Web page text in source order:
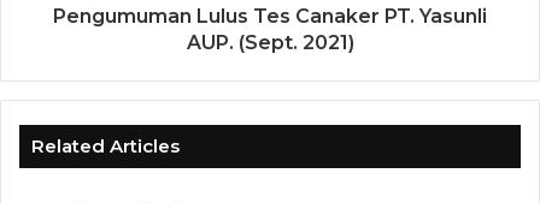
Pengumuman Lulus Tes Canaker PT. Yasunli
AUP. (Sept. 2021)
Related Articles